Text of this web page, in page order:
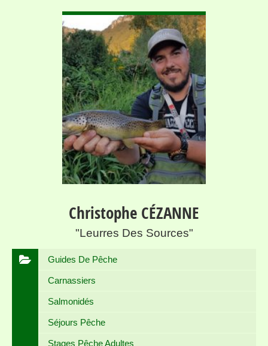
Christophe CÉZANNE
"Leurres Des Sources"
Guides De Pêche
Carnassiers
Salmonidés
Séjours Pêche
Stages Pêche Adultes